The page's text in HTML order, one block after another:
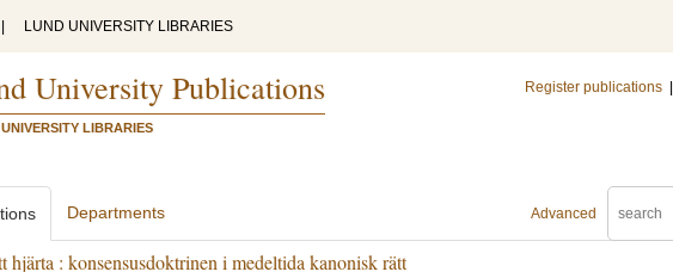
LUND UNIVERSITY LIBRARIES
University Publications
LIBRARIES
Register publications
Advanced
Departments
hjärta : konsensusdoktrinen i medeltida kanonisk rätt